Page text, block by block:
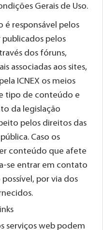
Gerais de Uso.
é responsável pelos
pelos
dos fóruns,
associadas aos sites,
ICNEX os meios
tipo de conteúdo e
da legislação
pelos direitos das
Caso os
conteúdo que afete
se entrar em contato
possível, por via dos
serviços web podem